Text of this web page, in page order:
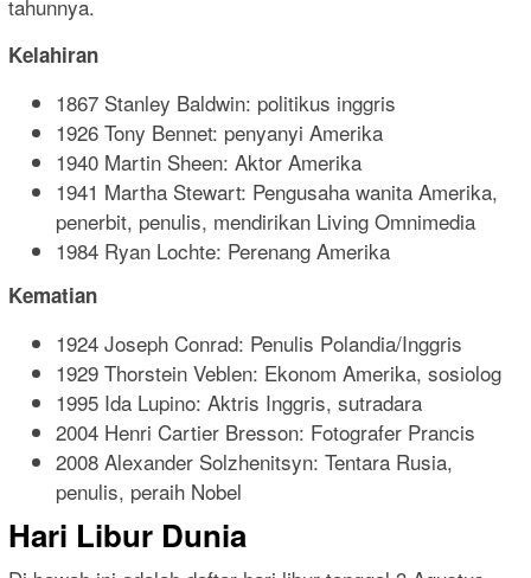
tahunnya.
Kelahiran
1867 Stanley Baldwin: politikus inggris
1926 Tony Bennet: penyanyi Amerika
1940 Martin Sheen: Aktor Amerika
1941 Martha Stewart: Pengusaha wanita Amerika,
penerbit, penulis, mendirikan Living Omnimedia
1984 Ryan Lochte: Perenang Amerika
Kematian
1924 Joseph Conrad: Penulis Polandia/Inggris
1929 Thorstein Veblen: Ekonom Amerika, sosiolog
1995 Ida Lupino: Aktris Inggris, sutradara
2004 Henri Cartier Bresson: Fotografer Prancis
2008 Alexander Solzhenitsyn: Tentara Rusia,
penulis, peraih Nobel
Hari Libur Dunia